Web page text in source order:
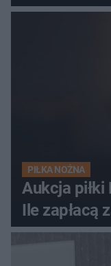
PIŁKA NOŻNA
Aukcja piłki
Ile zapłacą